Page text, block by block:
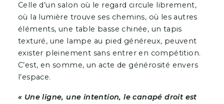
Celle d’un salon où le regard circule librement,
où la lumière trouve ses chemins, où les autres
éléments, une table basse chinée, un tapis
texturé, une lampe au pied généreux, peuvent
exister pleinement sans entrer en compétition.
C’est, en somme, un acte de générosité envers
l’espace.
« Une ligne, une intention, le canapé droit est